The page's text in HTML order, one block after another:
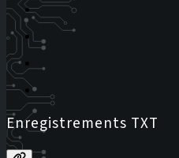
Enregistrements TXT